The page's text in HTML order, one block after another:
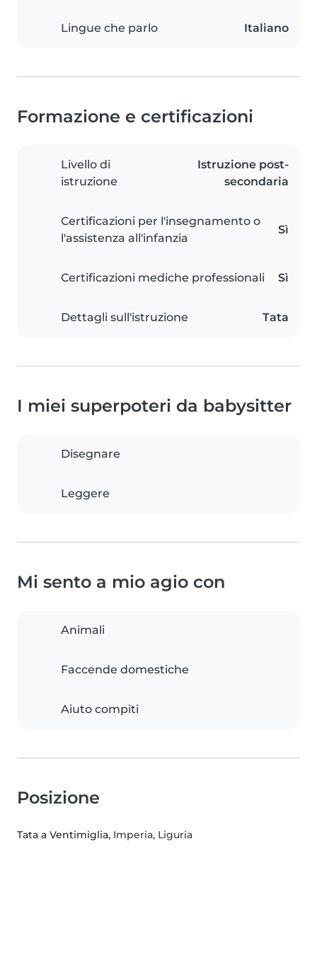
Lingue che parlo Italiano
Formazione e certificazioni
Livello di
istruzione
Istruzione post-
secondaria
Certificazioni per l'insegnamento o
l'assistenza all'infanzia
Sì
Certificazioni mediche professionali Sì
Dettagli sull'istruzione Tata
I miei superpoteri da babysitter
Disegnare
Leggere
Mi sento a mio agio con
Animali
Faccende domestiche
Aiuto compiti
Posizione
Tata a Ventimiglia, Imperia, Liguria